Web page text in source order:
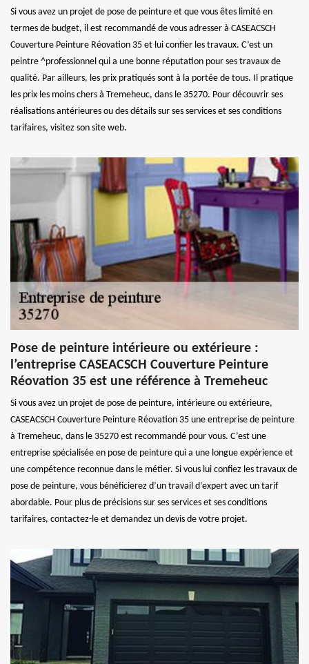
Si vous avez un projet de pose de peinture et que vous êtes limité en
termes de budget, il est recommandé de vous adresser à CASEACSCH
Couverture Peinture Réovation 35 et lui confier les travaux. C’est un
peintre ^professionnel qui a une bonne réputation pour ses travaux de
qualité. Par ailleurs, les prix pratiqués sont à la portée de tous. Il pratique
les prix les moins chers à Tremeheuc, dans le 35270. Pour découvrir ses
réalisations antérieures ou des détails sur ses services et ses conditions
tarifaires, visitez son site web.
Pose de peinture intérieure ou extérieure :
l’entreprise CASEACSCH Couverture Peinture
Réovation 35 est une référence à Tremeheuc
Si vous avez un projet de pose de peinture, intérieure ou extérieure,
CASEACSCH Couverture Peinture Réovation 35 une entreprise de peinture
à Tremeheuc, dans le 35270 est recommandé pour vous. C’est une
entreprise spécialisée en pose de peinture qui a une longue expérience et
une compétence reconnue dans le métier. Si vous lui confiez les travaux de
pose de peinture, vous bénéficierez d’un travail d’expert avec un tarif
abordable. Pour plus de précisions sur ses services et ses conditions
tarifaires, contactez-le et demandez un devis de votre projet.